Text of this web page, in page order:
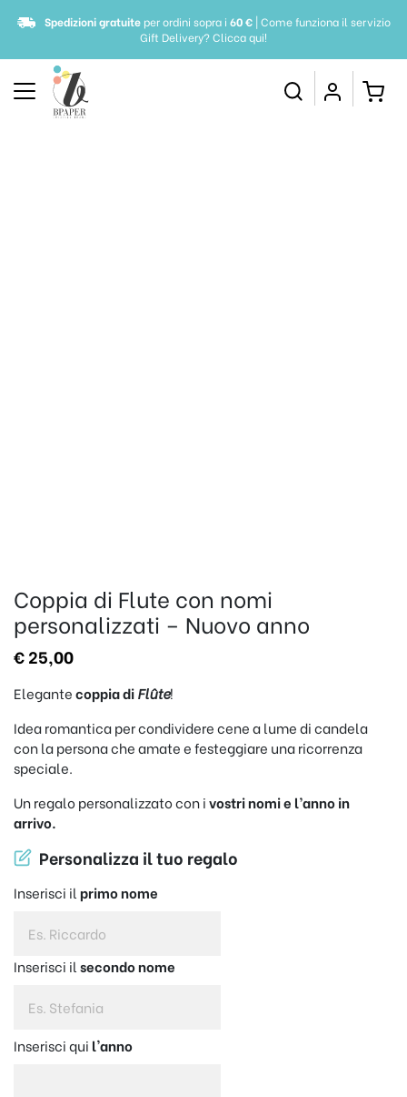
Spedizioni gratuiteper ordini sopra i 60 €| Come funziona il servizio
Gift Delivery?Clicca qui!
Coppia di Flute con nomi
personalizzati – Nuovo anno
€25,00
Elegantecoppia diFlûte!
Idea romantica per condividere cene a lume di candela
con la persona che amate e festeggiare una ricorrenza
speciale.
Un regalo personalizzato con ivostri nomi e l’anno in
arrivo.
Personalizza il tuo regalo
Inserisci il primo nome
Inserisci il secondo nome
Inserisci qui l'anno